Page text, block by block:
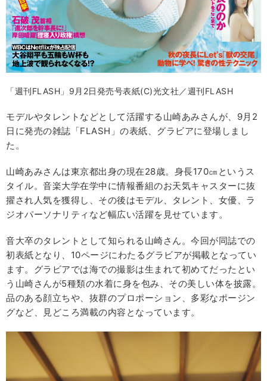
「週刊FLASH」9月2日発売号表紙(C)光文社／週刊FLASH
モデルやタレントなどとして活躍する山崎あみさんが、9月2
日に発売の雑誌「FLASH」の表紙、グラビアに登場しまし
た。
山崎あみさんは東京都出身の現在28歳。身長170㎝というス
タイル。音楽大学在学中に情報番組のお天気キャスターに抜
擢され人気を獲得し、その後はモデル、タレント、女優、ラ
ジオパーソナリティなど幅広い活躍を見せています。
音大卒のタレントとして知られる山崎さん。今回が同誌での
初表紙となり、10ページにわたるグラビアが掲載となってい
ます。グラビアでは海での撮影は生まれて初めてだったとい
う山崎さんが5種類の水着に身を包み、その美しい体を披露。
品のある顔立ちや、抜群のプロポーション、多彩なポージン
グなど、見どころ満載の内容となっています。